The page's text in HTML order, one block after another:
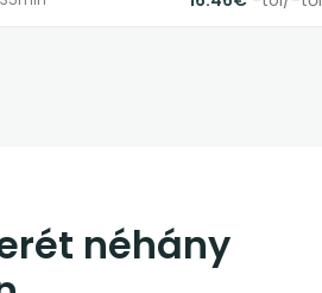
néhány